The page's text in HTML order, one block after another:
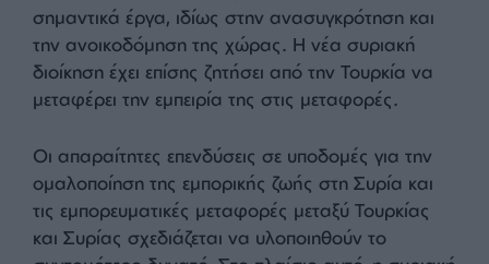
διοίκηση, η οποία έχει ξεκινήσει διαπραγματεύσεις
με τουρκικές εταιρείες για σιδηροδρομικές,
θαλάσσιες και χερσαίες διαδρομές, θα
επωφεληθεί από την εμπειρία της Τουρκίας σε
σιδηροδρόμων της οθωμανικής εποχής, το τρένο
υψηλής ταχύτητας και η κατασκευή μετρό στη
Δαμασκό και το Χαλέπι, αναφέρει η εφημερίδα.